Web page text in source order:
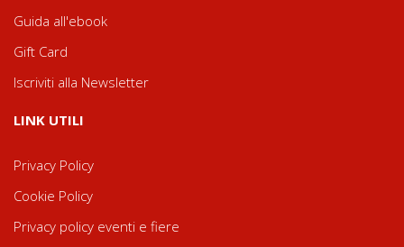
Guida all'ebook
Gift Card
Iscriviti alla Newsletter
LINK UTILI
Privacy Policy
Cookie Policy
Privacy policy eventi e fiere